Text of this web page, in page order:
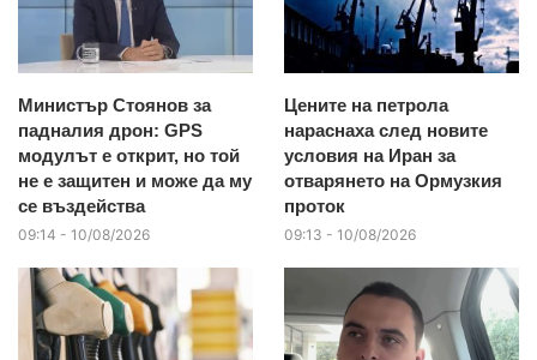
Министър Стоянов за
падналия дрон: GPS
модулът е открит, но той
не е защитен и може да му
се въздейства
09:14 - 10/08/2026
Цените на петрола
нараснаха след новите
условия на Иран за
отварянето на Ормузкия
проток
09:13 - 10/08/2026